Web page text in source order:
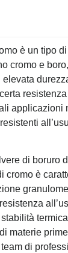
è un tipo
cromo e
applicazioni
di boruro
cromo è
materie
di